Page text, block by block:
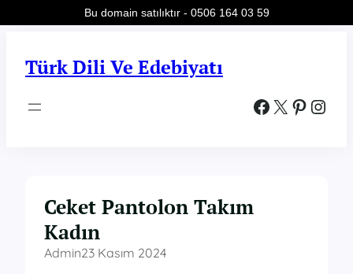
Türk Dili Ve Edebiyatı
Facebook X Pinterest Instagram
Ceket Pantolon Takım
Kadın
Admin23 Kasım 2024
Bu domain satılıktır - 0506 164 03 59